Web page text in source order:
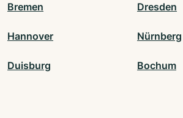
Bremen Dresden
Hannover Nürnberg
Duisburg Bochum